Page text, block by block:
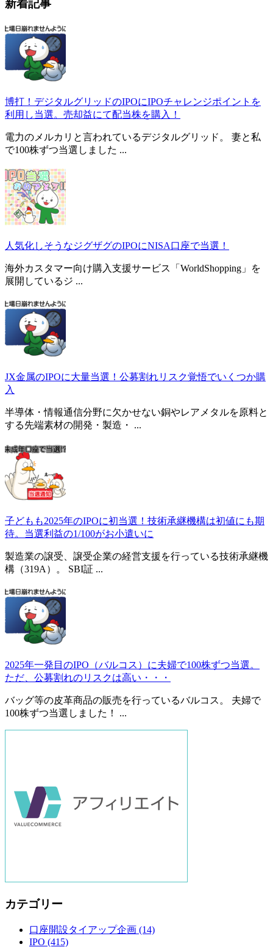
新着記事
博打！デジタルグリッドのIPOにIPOチャレンジポイントを
利用し当選。売却益にて配当株を購入！
電力のメルカリと言われているデジタルグリッド。 妻と私
で100株ずつ当選しました ...
人気化しそうなジグザグのIPOにNISA口座で当選！
海外カスタマー向け購入支援サービス「WorldShopping」を
展開しているジ ...
JX金属のIPOに大量当選！公募割れリスク覚悟でいくつか購
入
半導体・情報通信分野に欠かせない銅やレアメタルを原料と
する先端素材の開発・製造・ ...
子どもも2025年のIPOに初当選！技術承継機構は初値にも期
待。当選利益の1/100がお小遣いに
製造業の譲受、譲受企業の経営支援を行っている技術承継機
構（319A）。 SBI証 ...
2025年一発目のIPO（バルコス）に夫婦で100株ずつ当選。
ただ、公募割れのリスクは高い・・・
バッグ等の皮革商品の販売を行っているバルコス。 夫婦で
100株ずつ当選しました！ ...
カテゴリー
口座開設タイアップ企画 (14)
IPO (415)